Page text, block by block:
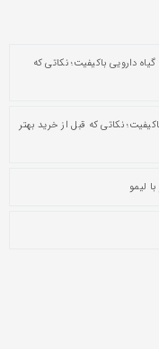
دارویی باکیفیت؛ نکاتی که
نکاتی که قبل از خرید بهتر
لیمو